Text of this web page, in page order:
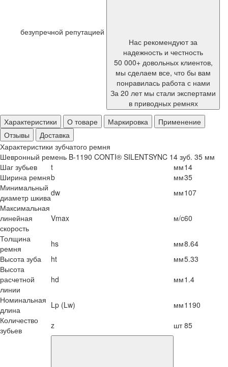
безупречной репутацией
Нас рекомендуют за
надежность и честность
50 000+ довольных клиентов,
мы сделаем все, что бы вам
понравилась работа с нами
За 20 лет мы стали экспертами
в приводных ремнях
Характеристики
О товаре Маркировка
Применение
Отзывы
Доставка
Характеристики зубчатого ремня
Шевронный ремень B-1190 CONTI® SILENTSYNC 14 зуб. 35 мм
Шаг зубьев
t мм14
Ширина ремняb мм35
Минимальный
диаметр шкиваdw мм107
Максимальная
линейная
скорость
Vmax м/c60
Толщина
ремня
hs мм8.64
Высота зуба
ht мм5.33
Высота
расчетной
линии
hd мм1.4
Номинальная
длина
Lp (Lw) мм1190
Количество
зубьев
z шт 85